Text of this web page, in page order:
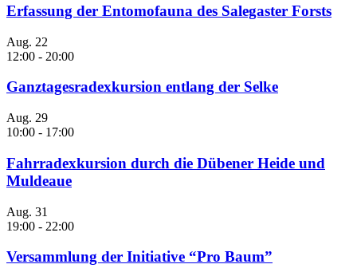
Erfassung der Entomofauna des Salegaster Forsts
Aug. 22
12:00 - 20:00
Ganztagesradexkursion entlang der Selke
Aug. 29
10:00 - 17:00
Fahrradexkursion durch die Dübener Heide und
Muldeaue
Aug. 31
19:00 - 22:00
Versammlung der Initiative “Pro Baum”